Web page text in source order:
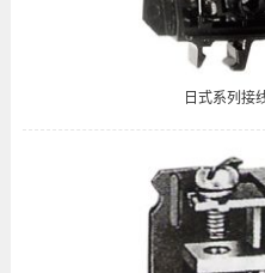
日式系列接